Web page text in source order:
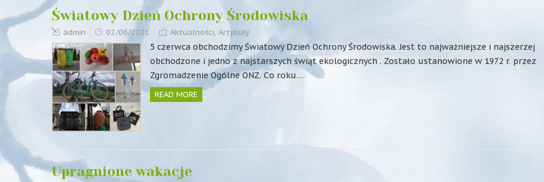
Światowy Dzień Ochrony Środowiska
admin 02/06/2021 Aktualności, Artykuły
5 czerwca obchodzimy Światowy Dzień Ochrony Środowiska. Jest to najważniejsze i najszerzej
obchodzone i jedno z najstarszych świąt ekologicznych . Zostało ustanowione w 1972 r. przez
Zgromadzenie Ogólne ONZ. Co roku…
READ MORE
Upragnione wakacje